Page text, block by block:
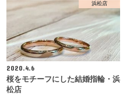
浜松店
2020.4.6
桜をモチーフにした結婚指輪・浜
松店